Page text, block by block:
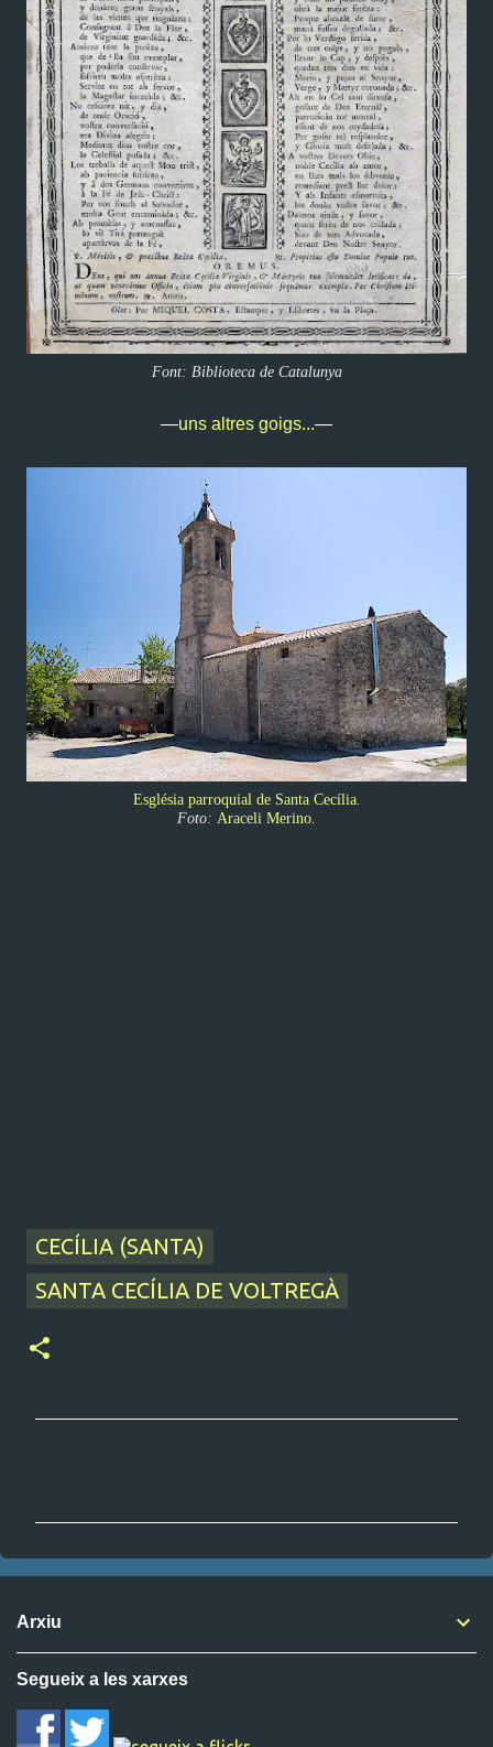
Font: Biblioteca de Catalunya
—uns altres goigs...—
Església parroquial de Santa Cecília.
Foto: Araceli Merino
CECÍLIA (SANTA)
SANTA CECÍLIA DE VOLTREGÀ
n
r
s
Arxiu
Segueix a les xarxes